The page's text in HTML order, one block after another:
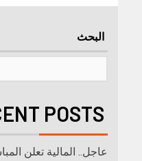
البحث
POSTS
عاجل.. المالية تعلن